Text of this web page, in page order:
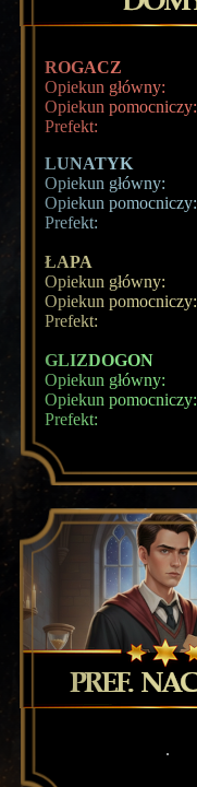
ROGACZ
Opiekun główny:
Opiekun pomocniczy:
Prefekt:
LUNATYK
Opiekun główny:
Opiekun pomocniczy:
Prefekt:
ŁAPA
Opiekun główny:
Opiekun pomocniczy:
Prefekt:
GLIZDOGON
Opiekun główny:
Opiekun pomocniczy:
Prefekt:
.